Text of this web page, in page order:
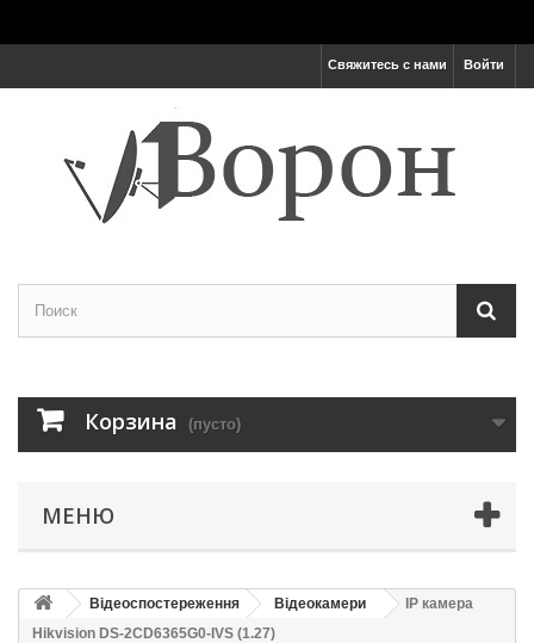
Войти
Свяжитесь с нами
Корзина (пусто)
МЕНЮ
Відеоспостереження Відеокамери
IP камера
Hikvision DS-2CD6365G0-IVS (1.27)